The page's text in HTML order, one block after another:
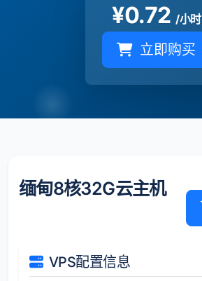
¥0.72 /小时
立即购买
缅甸8核32G云主机
VPS配置信息